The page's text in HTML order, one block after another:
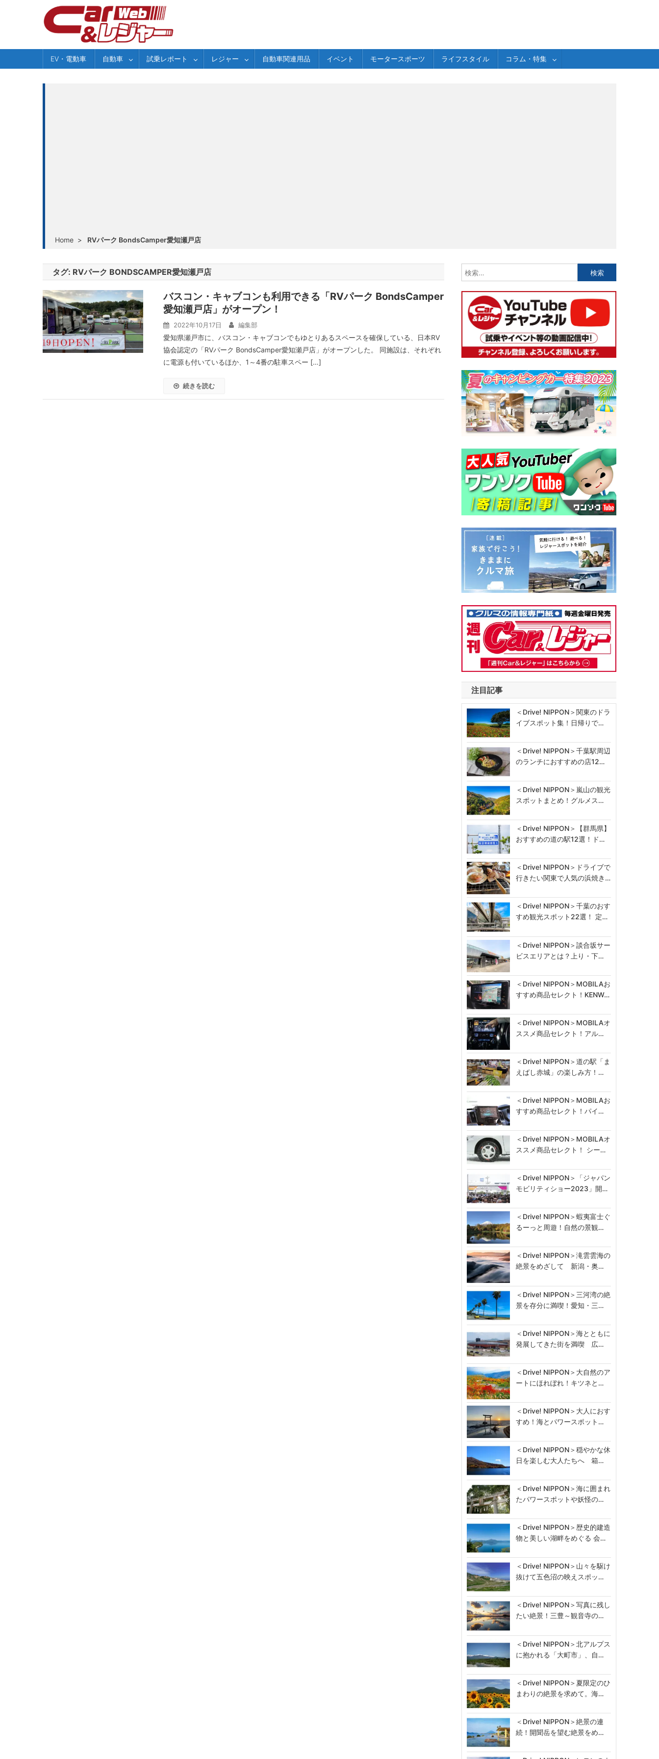
EV・電動車 自動車 試乗レポート レジャー 自動車関連用品 イベント モータースポーツ ライフスタイル コラム・特集
Home > RVパーク BondsCamper愛知瀬戸店
タグ: RVパーク BONDSCAMPER愛知瀬戸店
バスコン・キャブコンも利用できる「RVパーク BondsCamper
愛知瀬戸店」がオープン！
2022年10月17日 編集部
愛知県瀬戸市に、バスコン・キャブコンでもゆとりあるスペースを確保している、日本RV
協会認定の「RVパーク BondsCamper愛知瀬戸店」がオープンした。 同施設は、それぞれ
に電源も付いているほか、1～4番の駐車スペー […]
続きを読む
索:
注目記事
＜Drive! NIPPON＞関東のドラ
イブスポット集！日帰りで…
＜Drive! NIPPON＞千葉駅周辺
のランチにおすすめの店12…
＜Drive! NIPPON＞嵐山の観光
スポットまとめ！グルメス…
＜Drive! NIPPON＞【群馬県】
おすすめの道の駅12選！ド…
＜Drive! NIPPON＞ドライブで
行きたい関東で人気の浜焼き…
＜Drive! NIPPON＞千葉のおす
すめ観光スポット22選！ 定…
＜Drive! NIPPON＞談合坂サー
ビスエリアとは？上り・下…
＜Drive! NIPPON＞MOBILAお
すすめ商品セレクト！KENW…
＜Drive! NIPPON＞MOBILAオ
ススメ商品セレクト！アル…
＜Drive! NIPPON＞道の駅「ま
えばし赤城」の楽しみ方！…
＜Drive! NIPPON＞MOBILAお
すすめ商品セレクト！パイ…
＜Drive! NIPPON＞MOBILAオ
ススメ商品セレクト！ シー…
＜Drive! NIPPON＞「ジャパン
モビリティショー2023」開…
＜Drive! NIPPON＞蝦夷富士ぐ
るーっと周遊！自然の景観…
＜Drive! NIPPON＞滝雲雲海の
絶景をめざして 新潟・奥…
＜Drive! NIPPON＞三河湾の絶
景を存分に満喫！愛知・三…
＜Drive! NIPPON＞海とともに
発展してきた街を満喫 広…
＜Drive! NIPPON＞大自然のア
ートにほれぼれ！キツネと…
＜Drive! NIPPON＞大人におす
すめ！海とパワースポット…
＜Drive! NIPPON＞穏やかな休
日を楽しむ大人たちへ 箱…
＜Drive! NIPPON＞海に囲まれ
たパワースポットや妖怪の…
＜Drive! NIPPON＞歴史的建造
物と美しい湖畔をめぐる 会…
＜Drive! NIPPON＞山々を駆け
抜けて五色沼の映えスポッ…
＜Drive! NIPPON＞写真に残し
たい絶景！三豊～観音寺の…
＜Drive! NIPPON＞北アルプス
に抱かれる「大町市」、自…
＜Drive! NIPPON＞夏限定のひ
まわりの絶景を求めて。海…
＜Drive! NIPPON＞絶景の連
続！開聞岳を望む絶景をめ…